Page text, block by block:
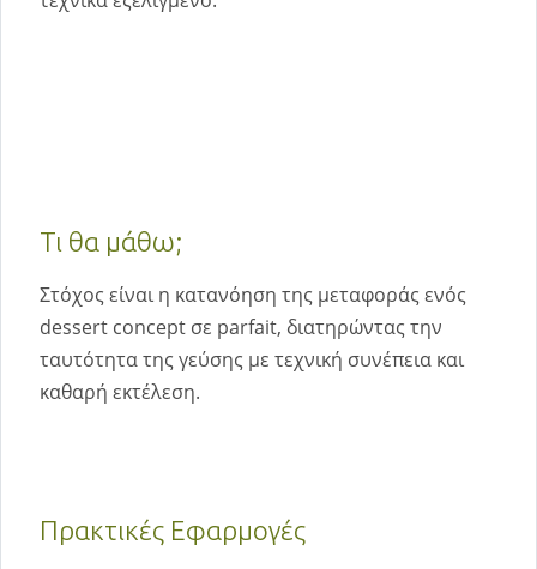
Τι θα μάθω;
Στόχος είναι η κατανόηση της μεταφοράς ενός
dessert concept σε parfait, διατηρώντας την
ταυτότητα της γεύσης με τεχνική συνέπεια και
καθαρή εκτέλεση.
Πρακτικές Εφαρμογές